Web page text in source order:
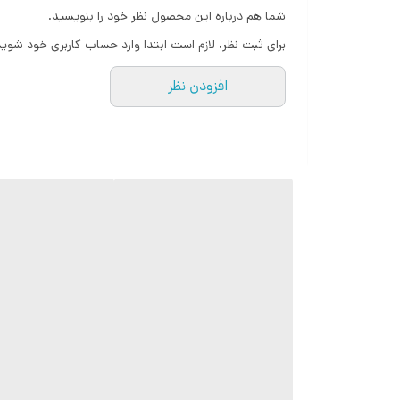
شما هم درباره این محصول نظر خود را بنویسید.
برای ثبت نظر، لازم است ابتدا وارد حساب کاربری خود
افزودن نظر